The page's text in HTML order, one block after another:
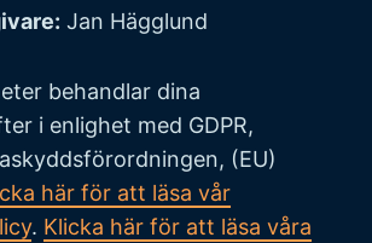
Jan Hägglund
behandlar dina
i enlighet med GDPR,
(EU)
här för att läsa vår
. Klicka här för att läsa våra